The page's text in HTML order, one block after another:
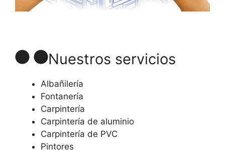
Nuestros servicios
Albañilería
Fontanería
Carpintería
Carpintería de aluminio
Carpintería de PVC
Pintores